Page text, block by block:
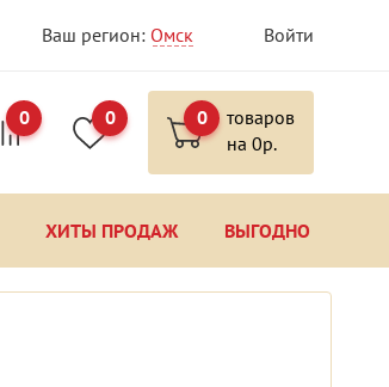
Ваш регион: Омск Войти
0 0 0
товаров
на 0р.
ХИТЫ ПРОДАЖ ВЫГОДНО